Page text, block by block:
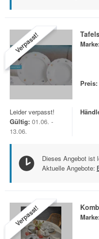
Verpasst!
Preis:
Leider verpasst!
Gültig: 01.06. -
13.06.
Dieses Angebot ist
Aktuelle Angebote:
Verpasst!